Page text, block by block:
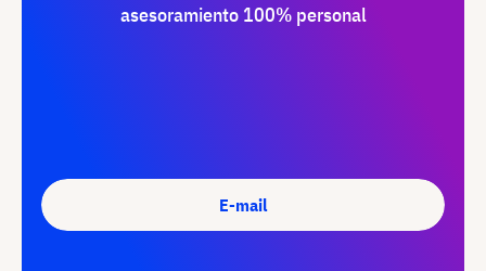
asesoramiento 100% personal
E-mail